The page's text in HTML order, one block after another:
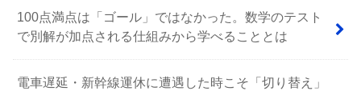
100点満点は「ゴール」ではなかった。数学のテスト
で別解が加点される仕組みから学べることとは
電車遅延・新幹線運休に遭遇した時こそ「切り替え」